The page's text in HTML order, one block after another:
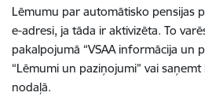
Lēmumu par automātisko pensijas
e-adresi, ja tāda ir aktivizēta. To
pakalpojumā “VSAA informācija un
“Lēmumi un paziņojumi” vai
nodaļā.